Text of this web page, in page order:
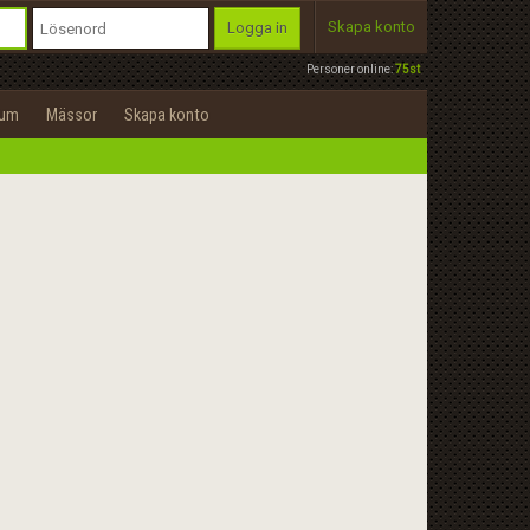
Personer online:75st
Logga in Skapa konto
Mässor Skapa konto